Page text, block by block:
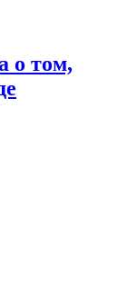
о том,